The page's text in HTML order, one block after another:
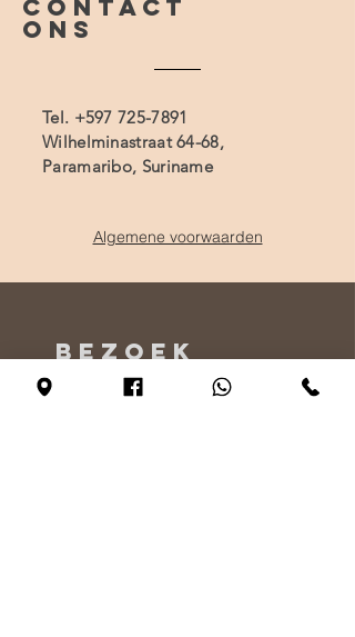
CONTACT
ONS
Tel. +597 725-7891
Wilhelminastraat 64-68,
Paramaribo, Suriname
Algemene voorwaarden
BEZOEK
ONS